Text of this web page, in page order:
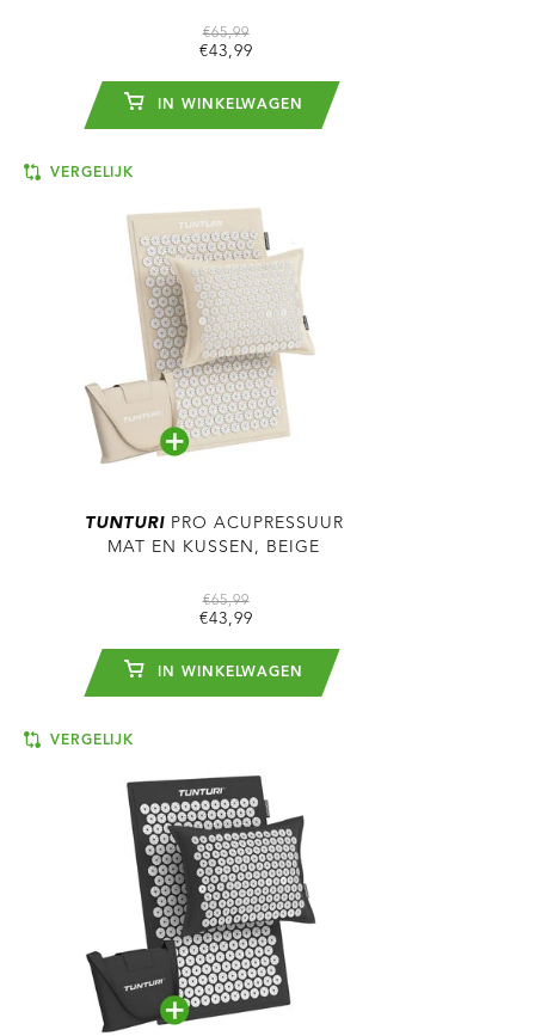
€65,99
€43,99
IN WINKELWAGEN
VERGELIJK
TUNTURIPRO ACUPRESSUUR
MAT EN KUSSEN, BEIGE
€65,99
€43,99
IN WINKELWAGEN
VERGELIJK